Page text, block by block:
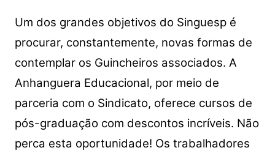
at
s
A
p
p
c
e
b
o
o
k
itt
er
p
y
Li
n
k
ar
e
Um dos grandes objetivos do Singuesp é
procurar, constantemente, novas formas de
contemplar os Guincheiros associados. A
Anhanguera Educacional, por meio de
parceria com o Sindicato, oferece cursos de
pós-graduação com descontos incríveis. Não
perca esta oportunidade! Os trabalhadores